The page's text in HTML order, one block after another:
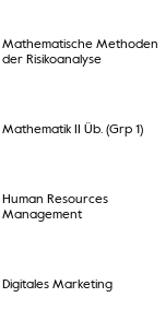
Mathematische Methoden
der Risikoanalyse
Mathematik II Üb. (Grp 1)
Human Resources
Management
Digitales Marketing